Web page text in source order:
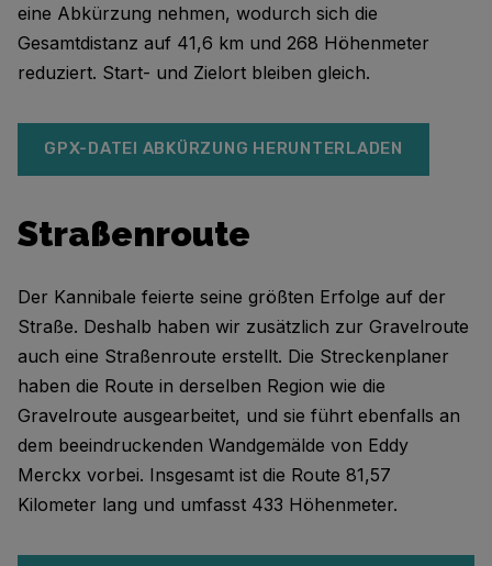
eine Abkürzung nehmen, wodurch sich die
Gesamtdistanz auf 41,6 km und 268 Höhenmeter
reduziert. Start- und Zielort bleiben gleich.
GPX-DATEI ABKÜRZUNG HERUNTERLADEN
Straßenroute
Der Kannibale feierte seine größten Erfolge auf der
Straße. Deshalb haben wir zusätzlich zur Gravelroute
auch eine Straßenroute erstellt. Die Streckenplaner
haben die Route in derselben Region wie die
Gravelroute ausgearbeitet, und sie führt ebenfalls an
dem beeindruckenden Wandgemälde von Eddy
Merckx vorbei. Insgesamt ist die Route 81,57
Kilometer lang und umfasst 433 Höhenmeter.